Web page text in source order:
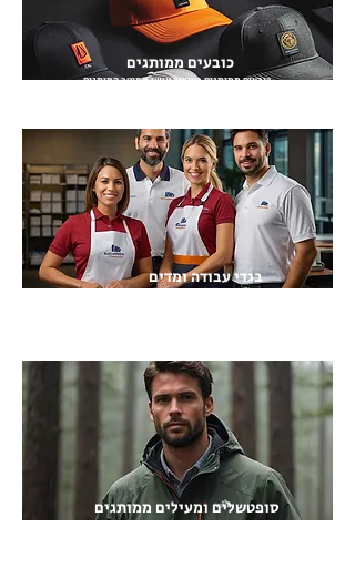
כובעים ממותגים
כובעים ממותגים בעיצוב אישי ממיטב המותגים
בגדי עבודה ומדים
סופטשלים ומעילים ממותגים
ג'קטים ומעילים ממיטב המותגים המובילים במיתוג אישי